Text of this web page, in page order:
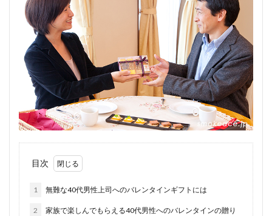
目次
1 無難な40代男性上司へのバレンタインギフトには
2
家族で楽しんでもらえる40代男性へのバレンタインの贈り